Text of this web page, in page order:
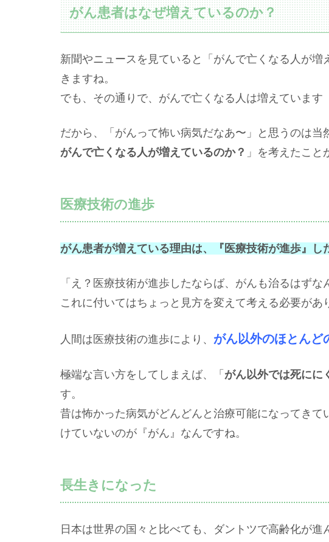
がん患者はなぜ増えているのか？
新聞やニュースを見ていると「がんで亡くなる人が
きますね。
でも、その通りで、がんで亡くなる人は増えています
だから、「がんって怖い病気だなあ〜」と思うのは当
がんで亡くなる人が増えているのか？ 」を考えたこと
医療技術の進歩
がん患者が増えている理由は、『医療技術が進歩』し
「え？医療技術が進歩したならば、がんも治るはずな
これに付いてはちょっと見方を変えて考える必要があ
人間は医療技術の進歩により、 がん以外のほとんど
極端な言い方をしてしまえば、「 がん以外では死にに
す。
昔は怖かった病気がどんどんと治療可能になってき
けていないのが『がん』なんですね。
長生きになった
日本は世界の国々と比べても、ダントツで高齢化が進